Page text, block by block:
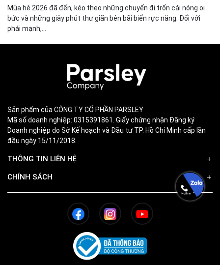
Mùa hè 2026 đã đến, kéo theo những chuyến đi trốn cái nóng oi
bức và những giây phút thư giãn bên bãi biển rực nắng. Đối với
phái mạnh,...
Sản phẩm của CÔNG TY CỔ PHẦN PARSLEY
Mã số doanh nghiệp: 0315391861. Giấy chứng nhận Đăng ký
Doanh nghiệp do Sở Kế hoạch và Đầu tư TP. Hồ Chí Minh cấp lần
đầu ngày 15/11/2018.
THÔNG TIN LIÊN HỆ
CHÍNH SÁCH